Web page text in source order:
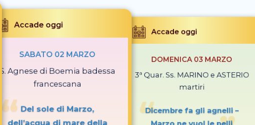
Accade oggi
SABATO 02 MARZO
S. Agnese di Boemia badessa
francescana
Del sole di Marzo,
dell’acqua di mare della
Accade oggi
DOMENICA 03 MARZO
3ª Quar. Ss. MARINO e ASTERIO
martiri
Dicembre fa gli agnelli –